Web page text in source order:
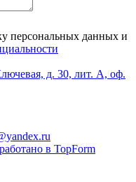
персональных данных и
д. 30, лит. А, оф.
в TopForm